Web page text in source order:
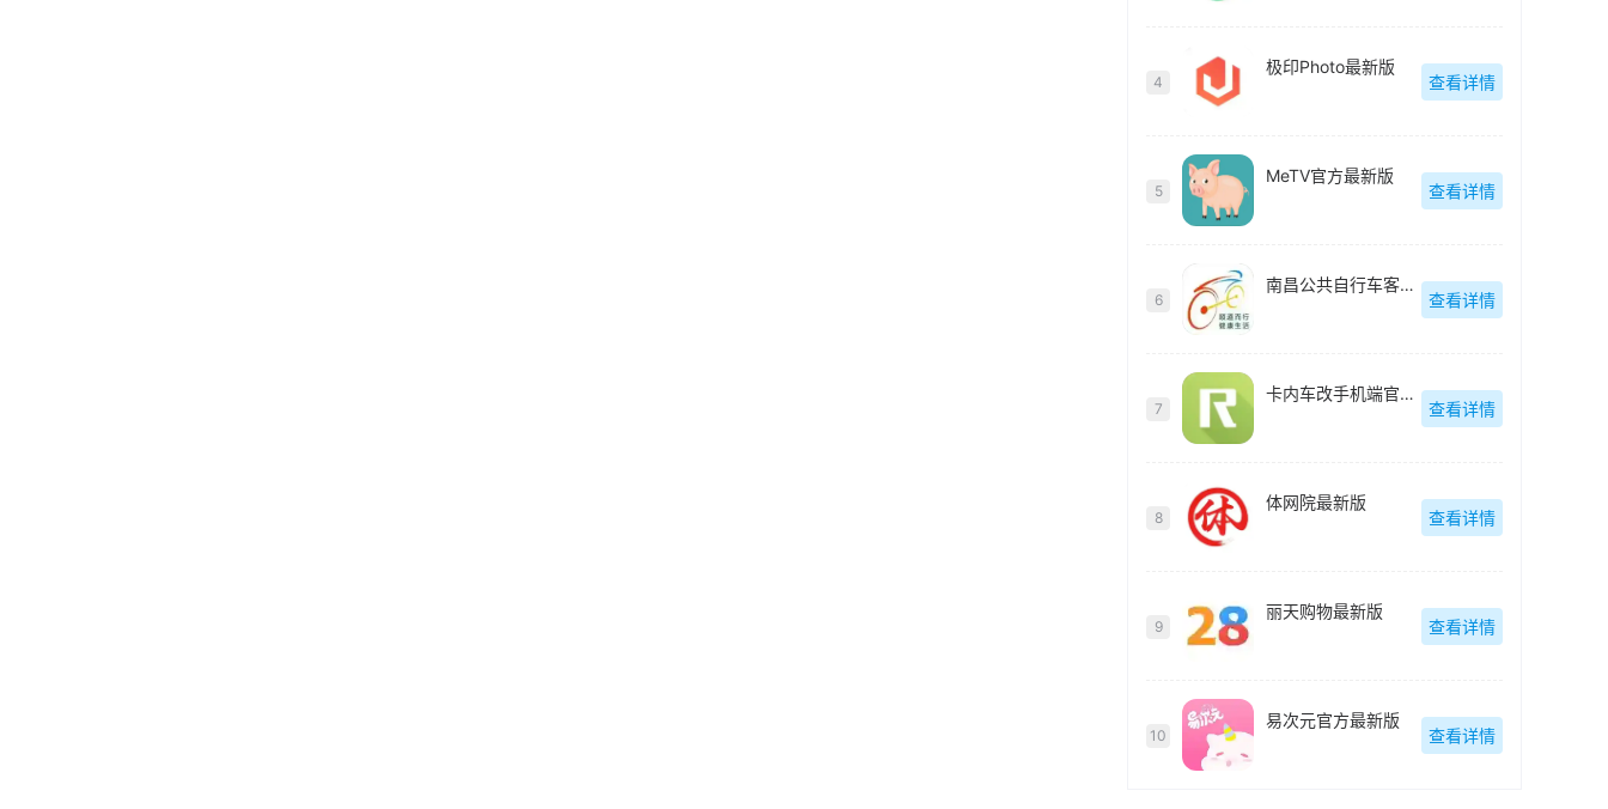
4
极印Photo最新版
查看详情
5
MeTV官方最新版
查看详情
6
南昌公共自行车客户端(洪城乐骑行)最新版
查看详情
7
卡内车改手机端官方最新版
查看详情
8
体网院最新版
查看详情
9
丽天购物最新版
查看详情
10
易次元官方最新版
查看详情